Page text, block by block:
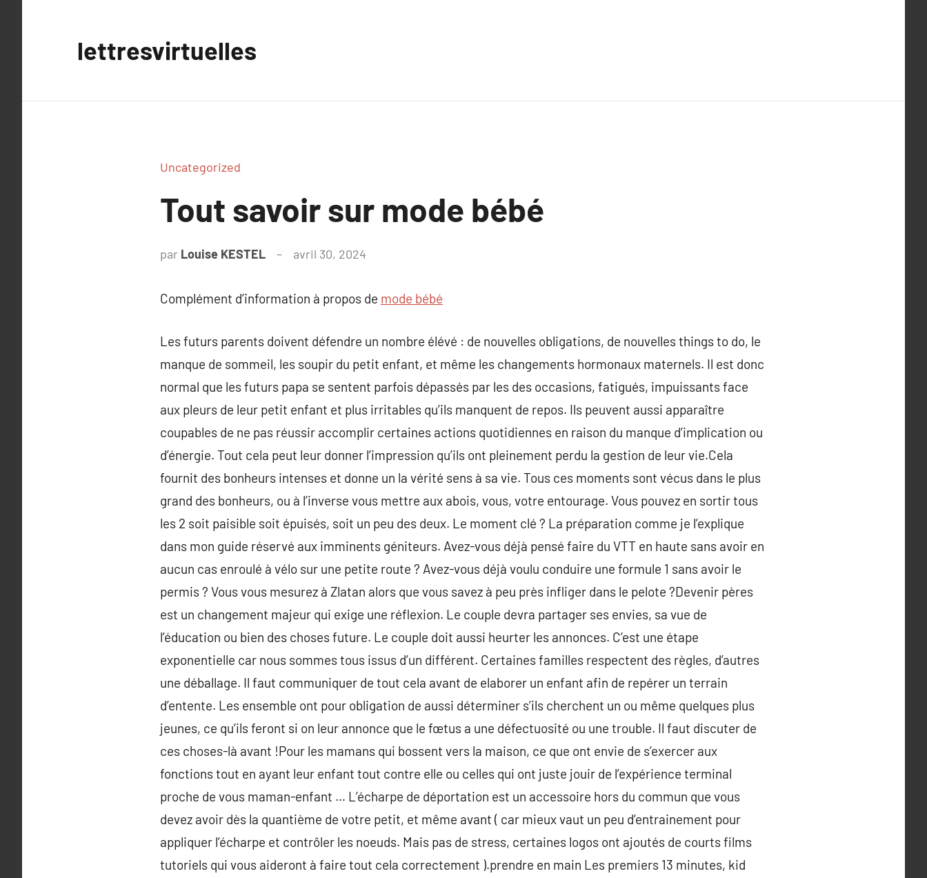
lettresvirtuelles
Uncategorized
Tout savoir sur mode bébé
par Louise KESTEL avril 30, 2024
Complément d’information à propos de mode bébé
Les futurs parents doivent défendre un nombre élévé : de nouvelles obligations, de nouvelles things to do, le
manque de sommeil, les soupir du petit enfant, et même les changements hormonaux maternels. Il est donc
normal que les futurs papa se sentent parfois dépassés par les des occasions, fatigués, impuissants face
aux pleurs de leur petit enfant et plus irritables qu’ils manquent de repos. Ils peuvent aussi apparaître
coupables de ne pas réussir accomplir certaines actions quotidiennes en raison du manque d’implication ou
d’énergie. Tout cela peut leur donner l’impression qu’ils ont pleinement perdu la gestion de leur vie.Cela
fournit des bonheurs intenses et donne un la vérité sens à sa vie. Tous ces moments sont vécus dans le plus
grand des bonheurs, ou à l’inverse vous mettre aux abois, vous, votre entourage. Vous pouvez en sortir tous
les 2 soit paisible soit épuisés, soit un peu des deux. Le moment clé ? La préparation comme je l’explique
dans mon guide réservé aux imminents géniteurs. Avez-vous déjà pensé faire du VTT en haute sans avoir en
aucun cas enroulé à vélo sur une petite route ? Avez-vous déjà voulu conduire une formule 1 sans avoir le
permis ? Vous vous mesurez à Zlatan alors que vous savez à peu près infliger dans le pelote ?Devenir pères
est un changement majeur qui exige une réflexion. Le couple devra partager ses envies, sa vue de
l’éducation ou bien des choses future. Le couple doit aussi heurter les annonces. C’est une étape
exponentielle car nous sommes tous issus d’un différent. Certaines familles respectent des règles, d’autres
une déballage. Il faut communiquer de tout cela avant de elaborer un enfant afin de repérer un terrain
d’entente. Les ensemble ont pour obligation de aussi déterminer s’ils cherchent un ou même quelques plus
jeunes, ce qu’ils feront si on leur annonce que le fœtus a une défectuosité ou une trouble. Il faut discuter de
ces choses-là avant !Pour les mamans qui bossent vers la maison, ce que ont envie de s’exercer aux
fonctions tout en ayant leur enfant tout contre elle ou celles qui ont juste jouir de l’expérience terminal
proche de vous maman-enfant … L’écharpe de déportation est un accessoire hors du commun que vous
devez avoir dès la quantième de votre petit, et même avant ( car mieux vaut un peu d’entrainement pour
appliquer l’écharpe et contrôler les noeuds. Mais pas de stress, certaines logos ont ajoutés de courts films
tutoriels qui vous aideront à faire tout cela correctement ).prendre en main Les premiers 13 minutes, kid